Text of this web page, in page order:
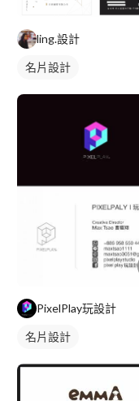
ling.設計
名片設計
PixelPlay玩設計
名片設計